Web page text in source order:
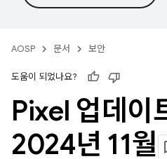
AOSP 문서 보안
도움이 되었나요?
Pixel 업데
2024년 11월